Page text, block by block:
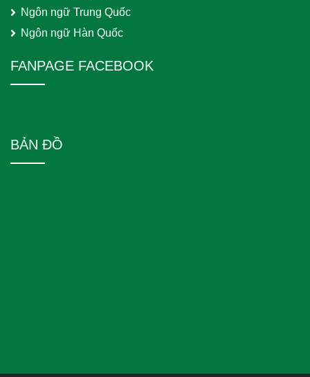
Ngôn ngữ Trung Quốc
Ngôn ngữ Hàn Quốc
FANPAGE FACEBOOK
BẢN ĐỒ